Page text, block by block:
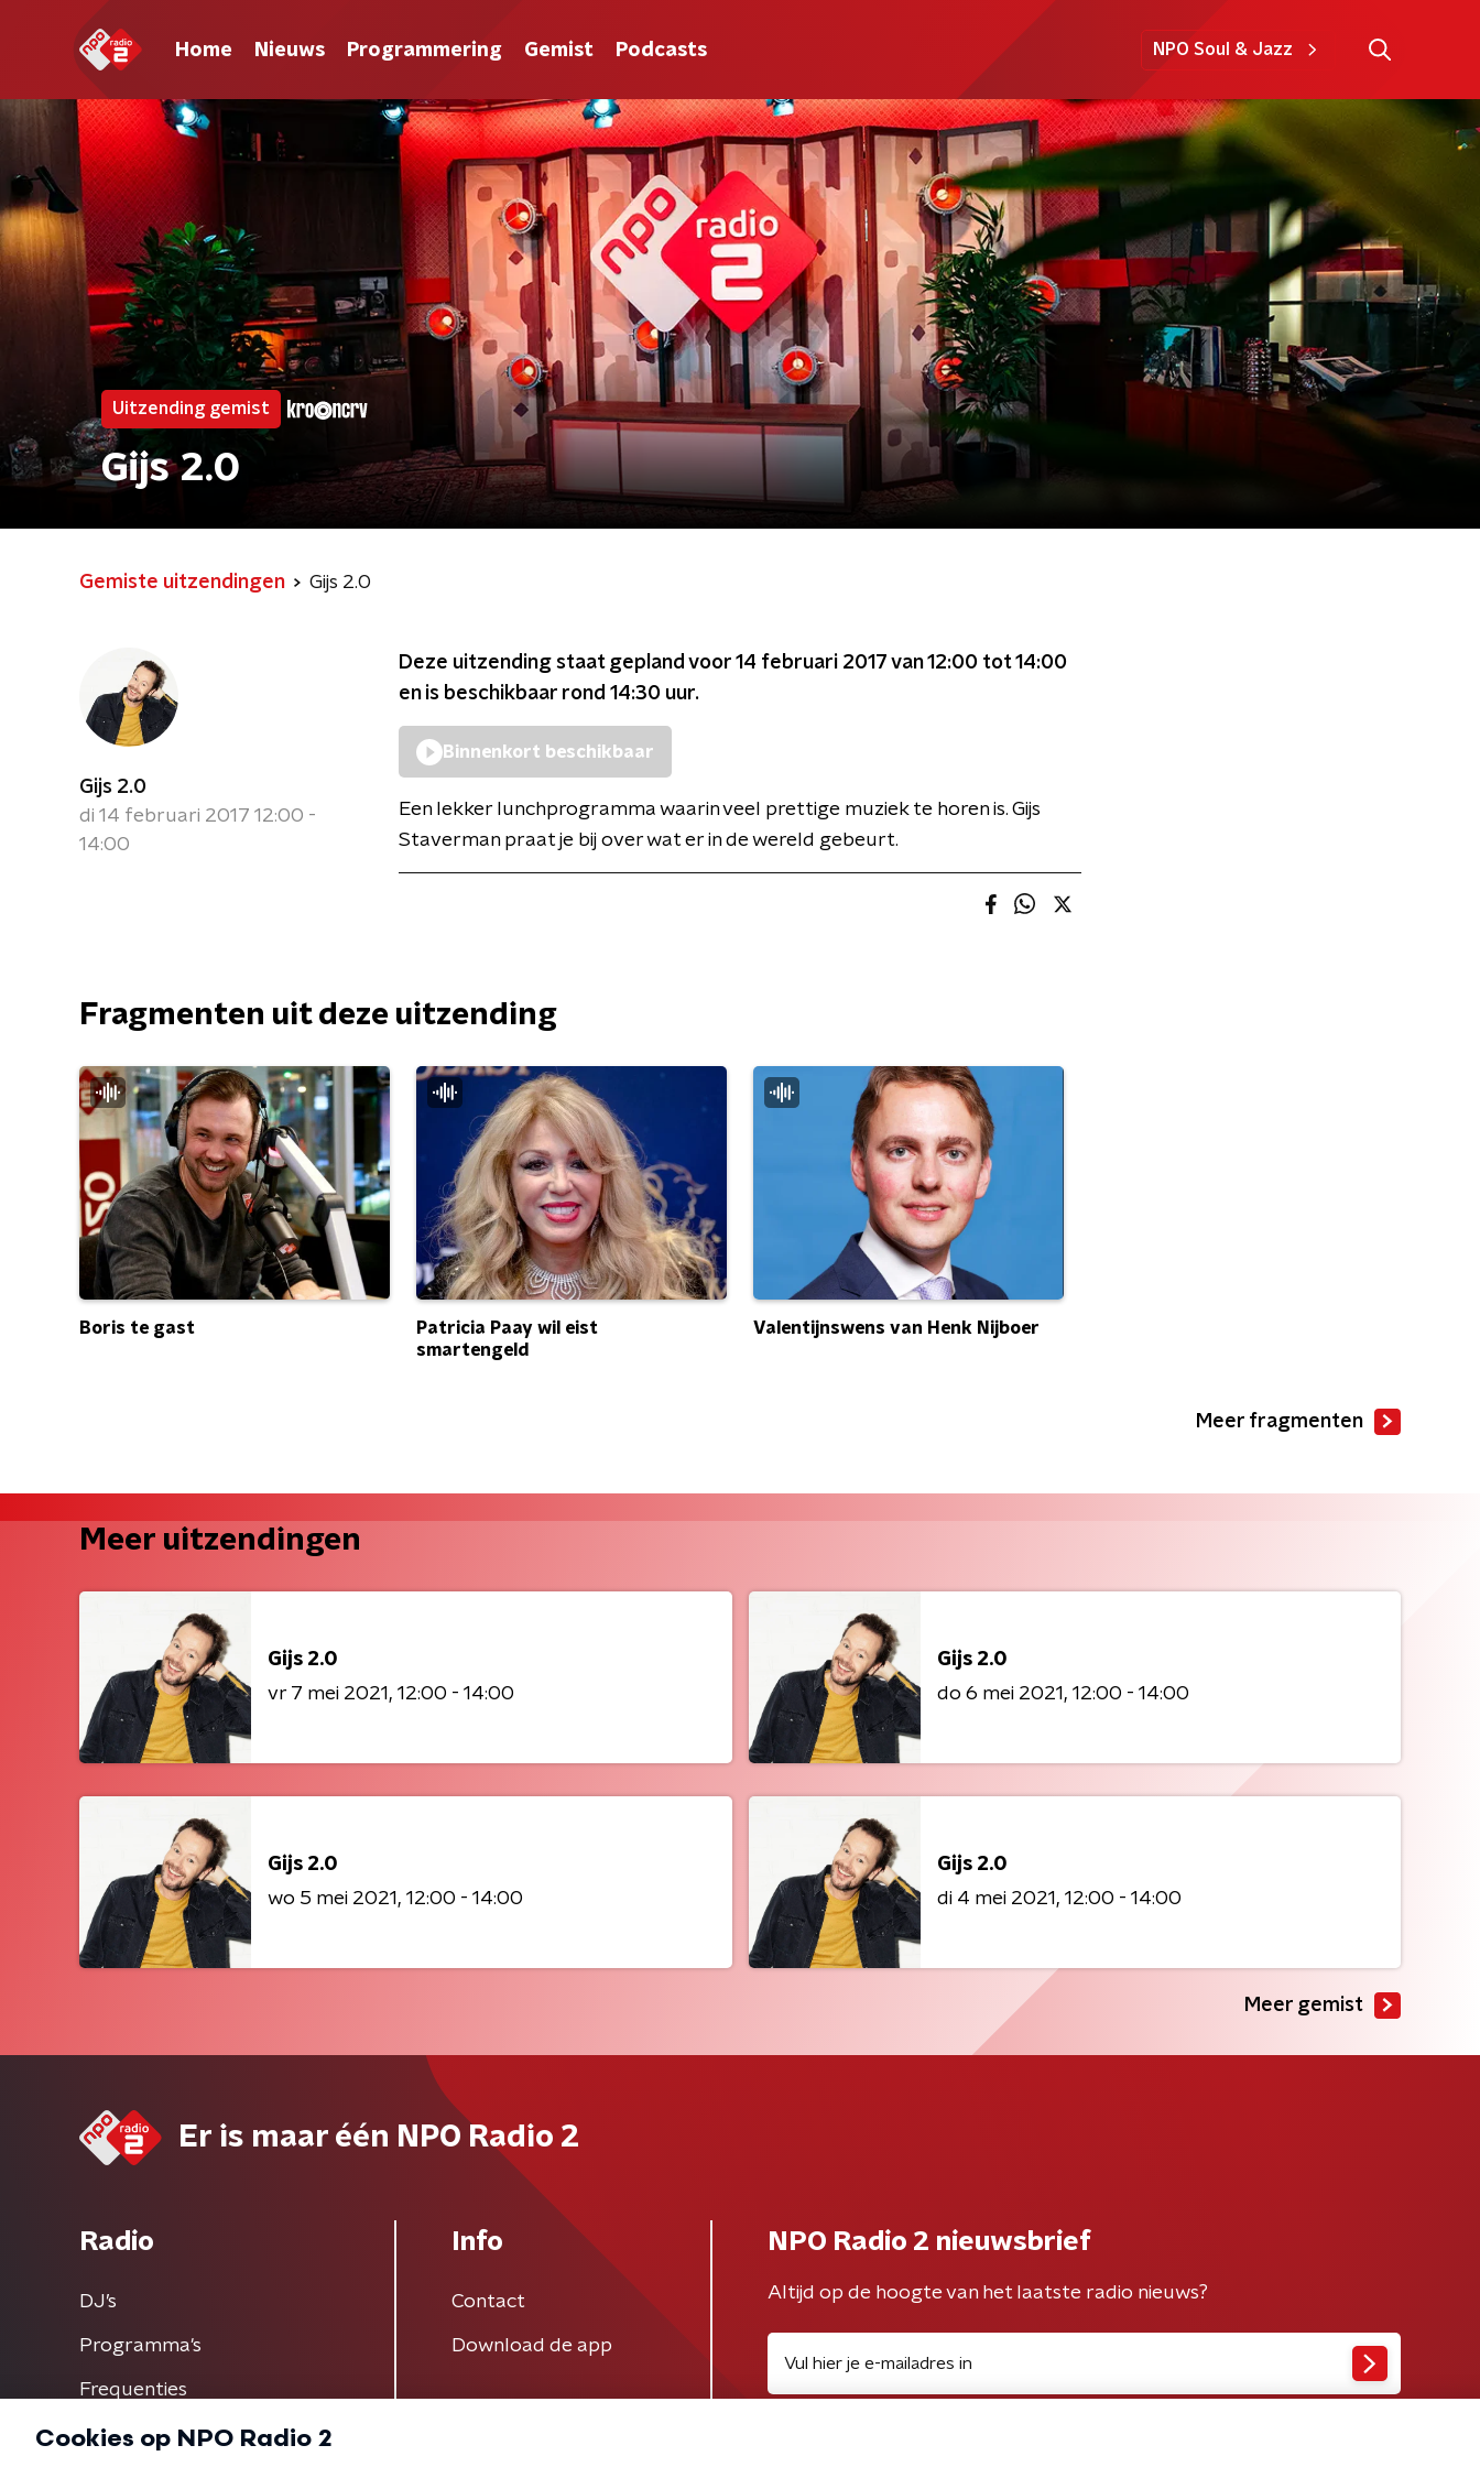
Home Nieuws Programmering Gemist Podcasts NPO Soul & Jazz
Uitzending gemist
Gijs 2.0
Gemiste uitzendingen Gijs 2.0
Gijs 2.0
di 14 februari 2017 12:00 -
14:00
Deze uitzending staat gepland voor 14 februari 2017 van 12:00 tot 14:00
en is beschikbaar rond 14:30 uur.
Binnenkort beschikbaar
Een lekker lunchprogramma waarin veel prettige muziek te horen is. Gijs
Staverman praat je bij over wat er in de wereld gebeurt.
Fragmenten uit deze uitzending
Boris te gast
Patricia Paay wil eist
smartengeld
Valentijnswens van Henk Nijboer
Meer fragmenten
Meer uitzendingen
Gijs 2.0
vr 7 mei 2021
12:00 - 14:00
Gijs 2.0
do 6 mei 2021
12:00 - 14:00
Gijs 2.0
wo 5 mei 2021
12:00 - 14:00
Gijs 2.0
di 4 mei 2021
12:00 - 14:00
Meer gemist
Er is maar één NPO Radio 2
Radio
DJ’s
Programma's
Frequenties
Info
Contact
Download de app
NPO Radio 2 nieuwsbrief
Altijd op de hoogte van het laatste radio nieuws?